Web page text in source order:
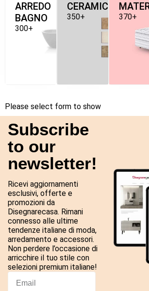
ARREDO
BAGNO
300+
CERAMICHE
350+ 370+
Please select form to show
Subscribe
to our
newsletter!
Ricevi aggiornamenti
esclusivi, offerte e
promozioni da
Disegnarecasa. Rimani
connesso alle ultime
tendenze italiane di moda,
arredamento e accessori.
Non perdere l’occasione di
arricchire il tuo stile con
selezioni premium italiane!